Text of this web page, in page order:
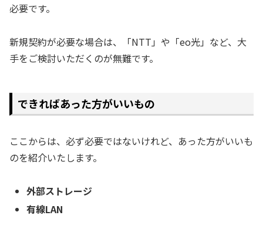
必要です。
新規契約が必要な場合は、「NTT」や「eo光」など、大
手をご検討いただくのが無難です。
できればあった方がいいもの
ここからは、必ず必要ではないけれど、あった方がいいも
のを紹介いたします。
外部ストレージ
有線LAN